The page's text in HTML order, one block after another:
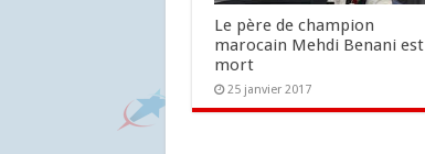
Le père de champion
marocain Mehdi Benani est
mort
25 janvier 2017